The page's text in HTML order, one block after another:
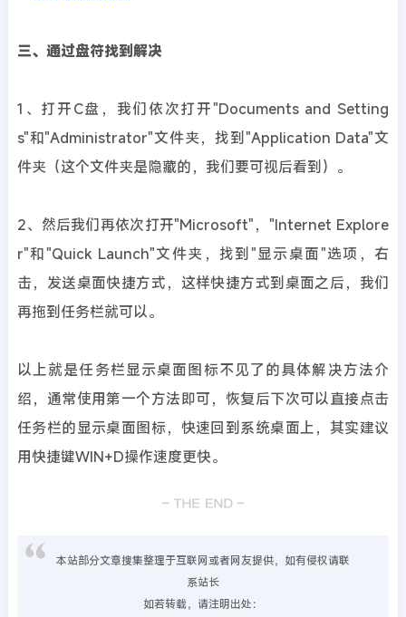
三、通过盘符找到解决
1、打开C盘，我们依次打开"Documents and Setting
s"和"Administrator"文件夹，找到"Application Data"文
件夹（这个文件夹是隐藏的，我们要可视后看到）。
2、然后我们再依次打开"Microsoft"，"Internet Explore
r"和"Quick Launch"文件夹，找到"显示桌面"选项，右
击，发送桌面快捷方式，这样快捷方式到桌面之后，我们
再拖到任务栏就可以。
以上就是任务栏显示桌面图标不见了的具体解决方法介
绍，通常使用第一个方法即可，恢复后下次可以直接点击
任务栏的显示桌面图标，快速回到系统桌面上，其实建议
用快捷键WIN+D操作速度更快。
本站部分文章搜集整理于互联网或者网友提供，如有侵权请联
系站长
如若转载，请注明出处：